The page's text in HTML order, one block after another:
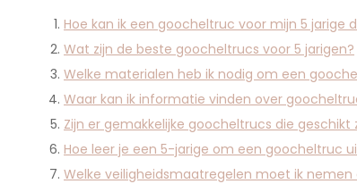
Hoe kan ik een goocheltruc voor mijn 5 jarige
Wat zijn de beste goocheltrucs voor 5 jarigen?
Welke materialen heb ik nodig om een
Waar kan ik informatie vinden over
Zijn er gemakkelijke goocheltrucs die geschikt
Hoe leer je een 5-jarige om een goocheltruc
Welke veiligheidsmaatregelen moet ik